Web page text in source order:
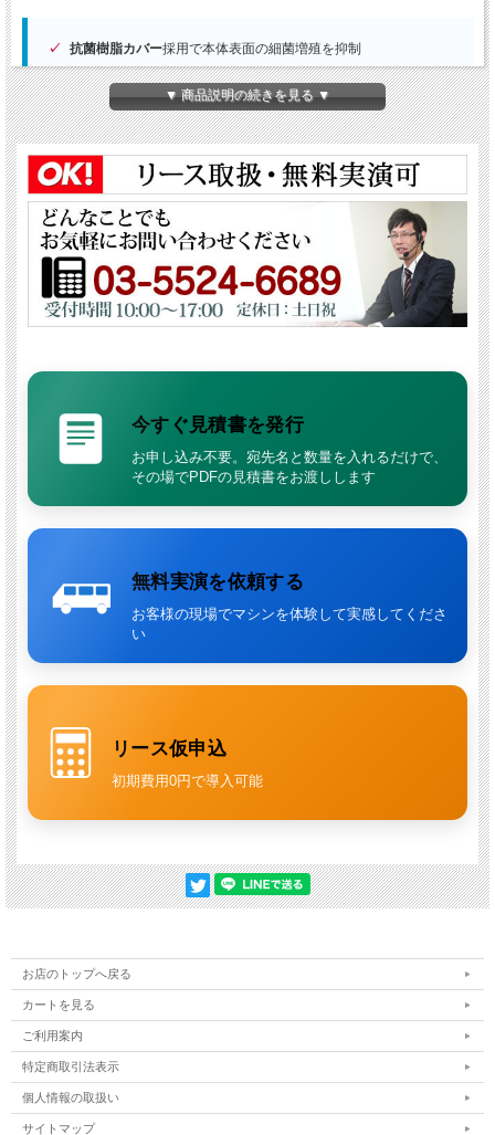
抗菌樹脂カバー採用で本体表面の細菌増殖を抑制
最大20MPaの高圧洗浄で頑固な汚れにも対応
高温水・スチーム・常温水の3モード洗浄が可能
抗菌樹脂カバー採用
本体カバーには、無機系抗菌剤を含有した抗菌樹脂
を採用。 本体表面での
細菌増殖を抑制し、 食品工場など衛生管理が求められる現場にも適してい
ます。
高温水・スチーム・常温水の3モード対応
す。
最大20MPaの高圧洗浄
最大20MPa
の高圧吐出に対応。 重機、コンクリート壁、畜舎、食品工場設
備など、 幅広い洗浄現場で活躍します。 洗剤吐出にも対応しています。
効率と耐久性に優れた
セラミックピストン・水平三連プランジャーポンプ
実現しています。
電子制御式燃焼コントロール採用
温度センサーと基板による
赤外線による フレームコントロールシステム
料供給を停止。 さらに、渇水運転防止機能
により、 ポンプやアンローダーの消耗を抑制します。
メンテナンス性を高めた設計
常などを通知。 不凍液注入口や圧力調整ノブにもアクセスしやすく、 日常
管理やメンテナンス性にも配慮されています。
も対応。 床洗浄や広範囲洗浄など、 用途に応じた作業効率向上が可能で
す。
▼ 商品説明の続きを見る ▼
今すぐ見積書を発行
お申し込み不要。宛先名と数量を入れるだけで、
その場でPDFの見積書をお渡しします
無料実演を依頼する
お客様の現場でマシンを体験して実感してくださ
い
リース仮申込
初期費用0円で導入可能
お店のトップへ戻る
カートを見る
ご利用案内
特定商取引法表示
個人情報の取扱い
サイトマップ